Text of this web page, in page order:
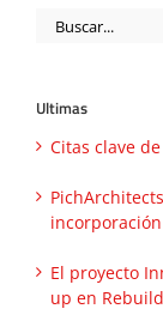
Buscar:
Ultimas
Citas clave
El proyecto
up en